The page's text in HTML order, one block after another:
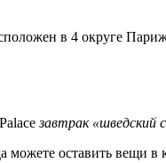
в 4 округе
завтрак «шведский
можете оставить